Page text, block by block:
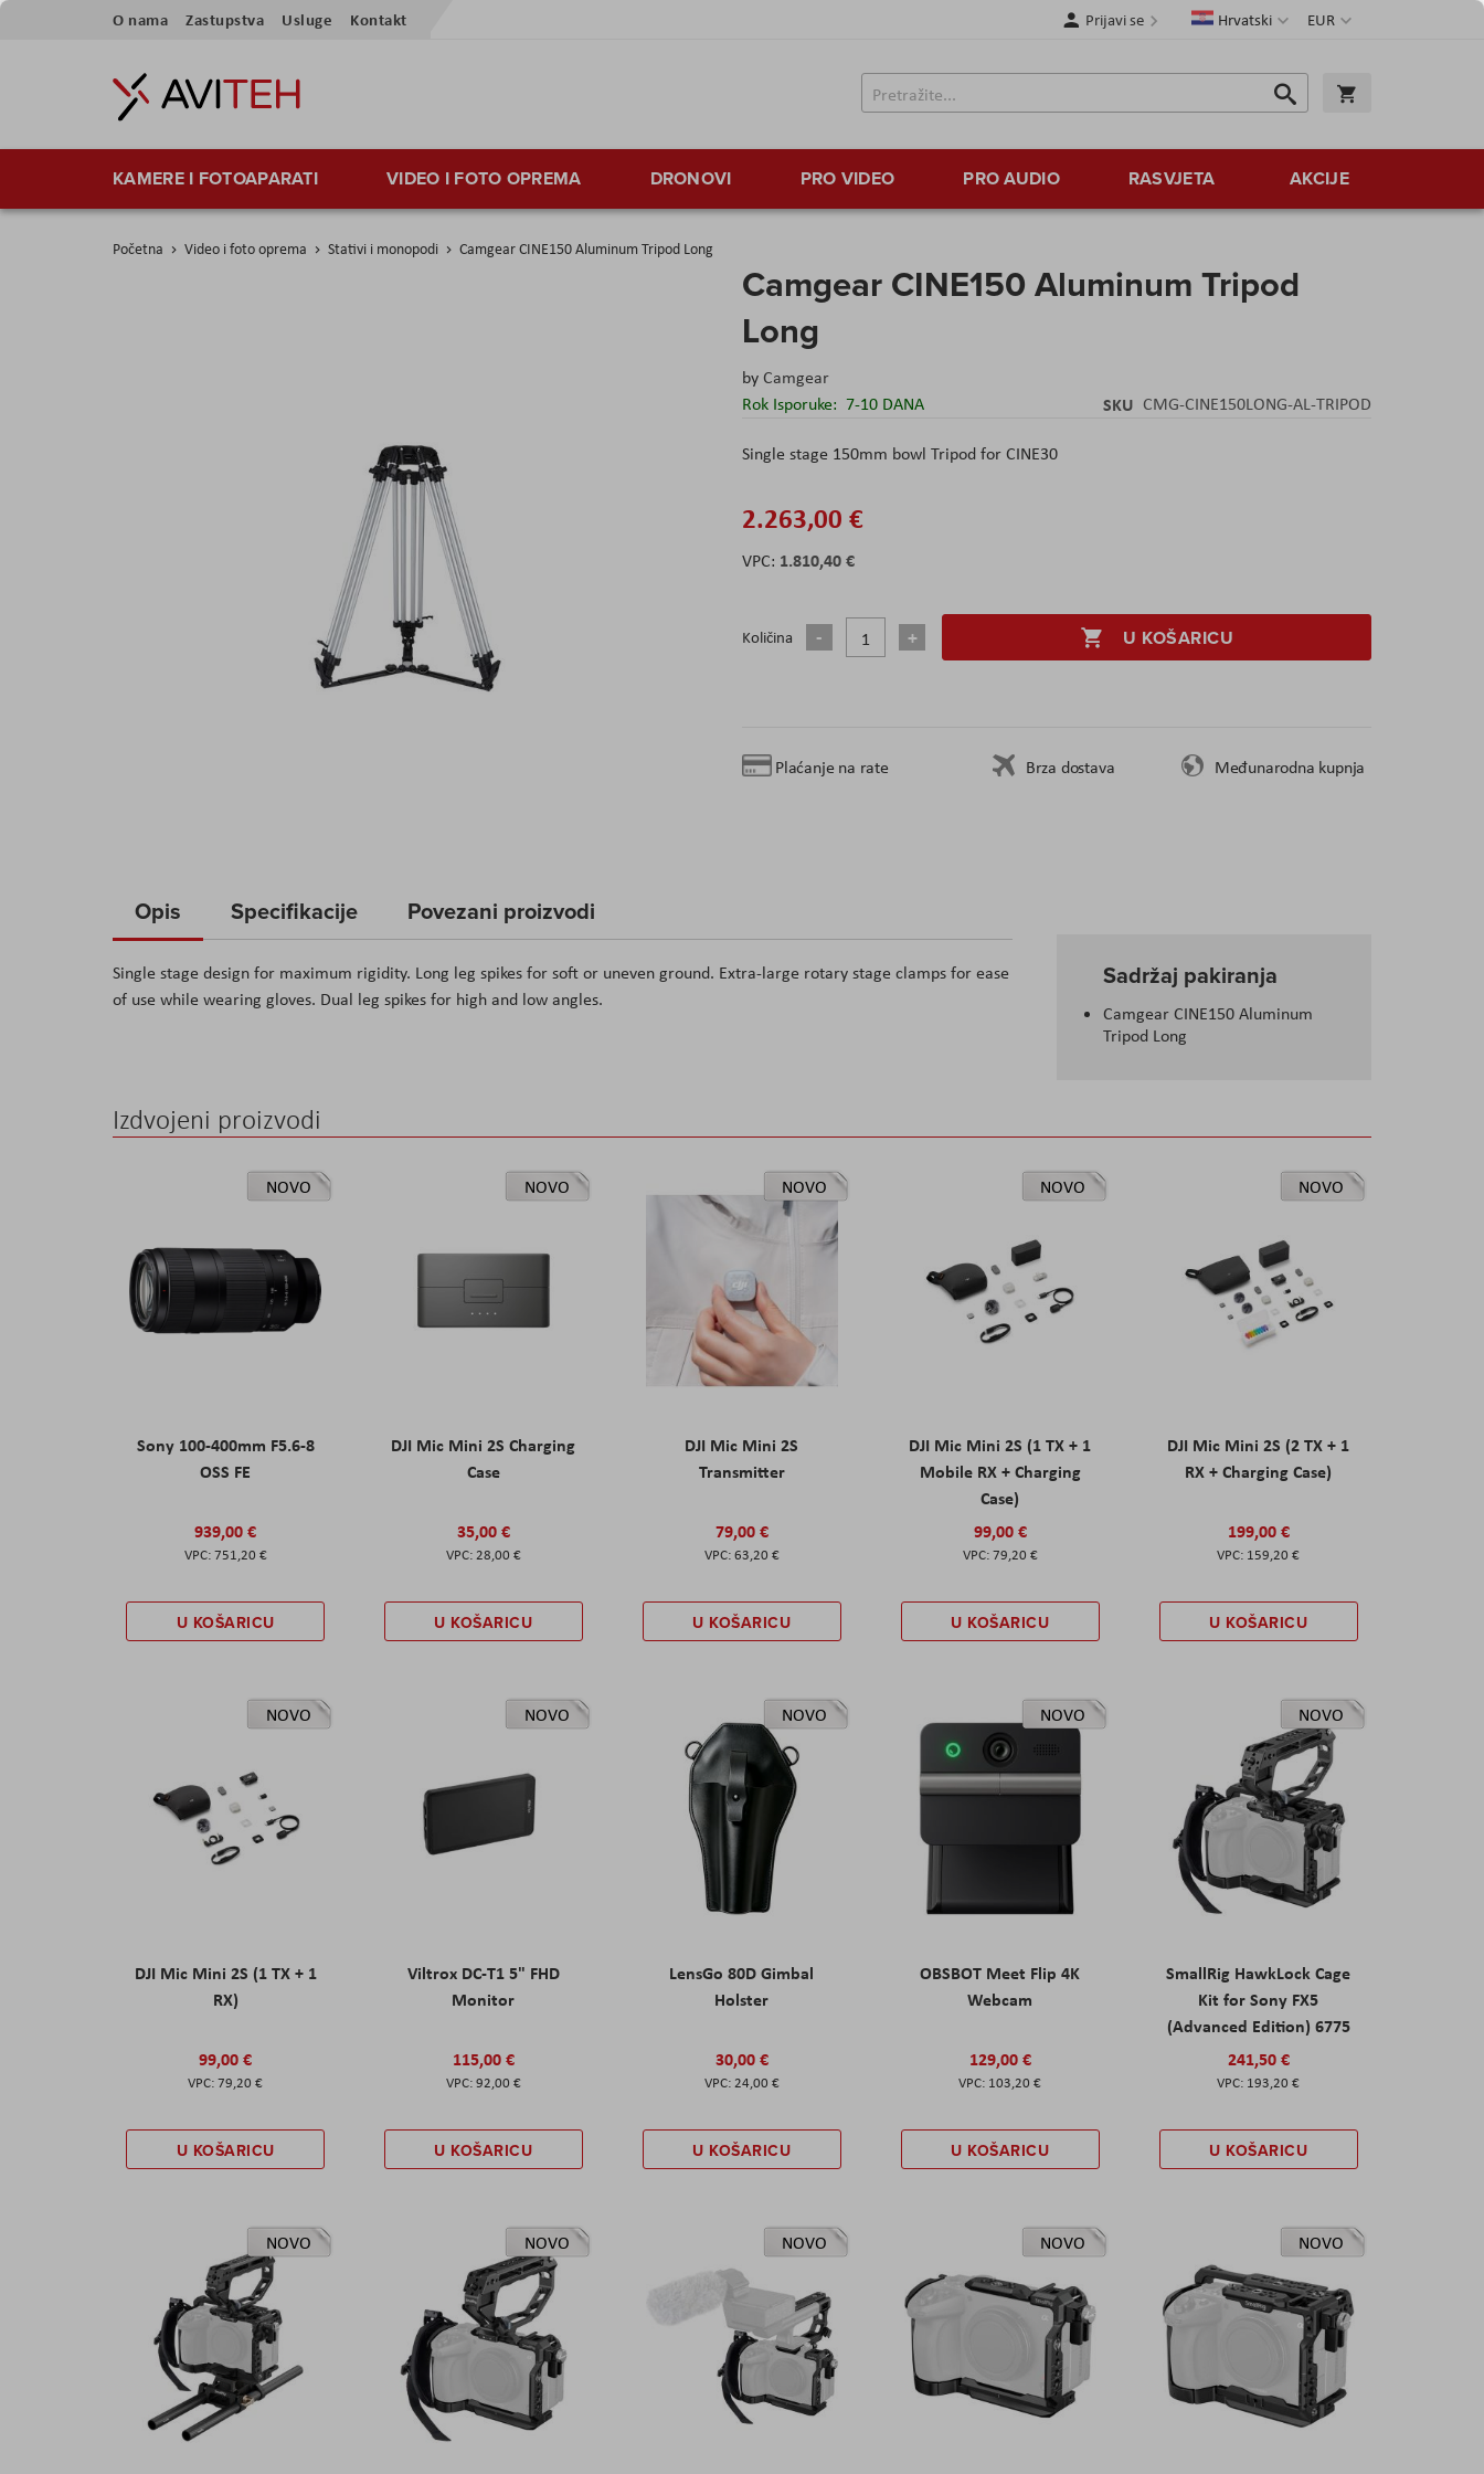
Preskoči
sadržaj
Valuta
EUR
JezikHrvatski
O nama Zastupstva Usluge Kontakt Prijavi se
Traži
Traži
KAMERE I FOTOAPARATI VIDEO I FOTO OPREMA DRONOVI PRO VIDEO PRO AUDIO RASVJETA AKCIJE
Početna Video i foto oprema Stativi i monopodi Camgear CINE150 Aluminum Tripod Long
Camgear CINE150 Aluminum Tripod
Long
byCamgear
Rok Isporuke: 7-10 DANA SKU CMG-CINE150LONG-AL-TRIPOD
Single stage 150mm bowl Tripod for CINE30
2.263,00 €
1.810,40 €
Količina U KOŠARICU
Plaćanje na rate Brza dostava Međunarodna kupnja
the
of
the
Sadržaj pakiranja
Camgear CINE150 Aluminum
Tripod Long
Opis
Single stage design for maximum rigidity. Long leg spikes for soft or uneven ground. Extra-large rotary stage clamps for ease
of use while wearing gloves. Dual leg spikes for high and low angles.
Specifikacije Povezani proizvodi
Izdvojeni proizvodi
NOVO
Sony 100-400mm F5.6-8
OSS FE
939,00 €
751,20 €
U KOŠARICU
NOVO
DJI Mic Mini 2S Charging
Case
35,00 €
28,00 €
U KOŠARICU
NOVO
DJI Mic Mini 2S
Transmitter
79,00 €
63,20 €
U KOŠARICU
NOVO
DJI Mic Mini 2S (1 TX + 1
Mobile RX + Charging
Case)
99,00 €
79,20 €
U KOŠARICU
NOVO
DJI Mic Mini 2S (2 TX + 1
RX + Charging Case)
199,00 €
159,20 €
U KOŠARICU
NOVO
DJI Mic Mini 2S (1 TX + 1
RX)
99,00 €
79,20 €
U KOŠARICU
NOVO
Viltrox DC-T1 5" FHD
Monitor
115,00 €
92,00 €
U KOŠARICU
NOVO
LensGo 80D Gimbal
Holster
30,00 €
24,00 €
U KOŠARICU
NOVO
OBSBOT Meet Flip 4K
Webcam
129,00 €
103,20 €
U KOŠARICU
NOVO
SmallRig HawkLock Cage
Kit for Sony FX5
(Advanced Edition) 6775
241,50 €
193,20 €
U KOŠARICU
NOVO NOVO NOVO NOVO NOVO